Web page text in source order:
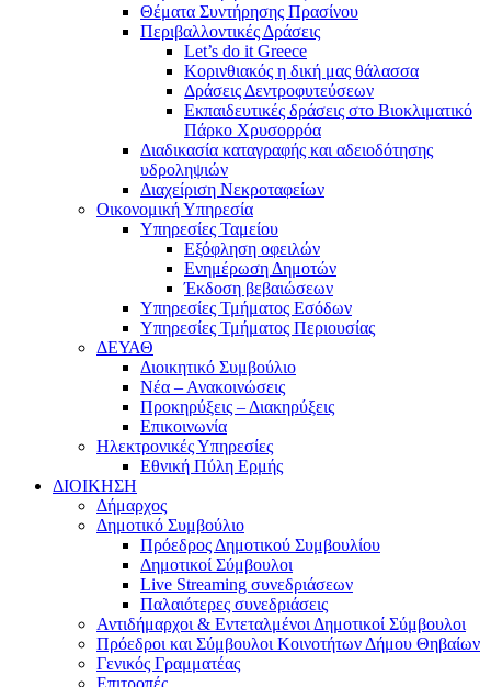
Θέματα Συντήρησης Πρασίνου
Περιβαλλοντικές Δράσεις
Let’s do it Greece
Kορινθιακός η δική μας θάλασσα
Δράσεις Δεντροφυτεύσεων
Εκπαιδευτικές δράσεις στο Βιοκλιματικό
Πάρκο Χρυσορρόα
Διαδικασία καταγραφής και αδειοδότησης
υδροληψιών
Διαχείριση Νεκροταφείων
Οικονομική Υπηρεσία
Υπηρεσίες Ταμείου
Εξόφληση οφειλών
Ενημέρωση Δημοτών
Έκδοση βεβαιώσεων
Υπηρεσίες Τμήματος Εσόδων
Υπηρεσίες Τμήματος Περιουσίας
ΔΕΥΑΘ
Διοικητικό Συμβούλιο
Νέα – Ανακοινώσεις
Προκηρύξεις – Διακηρύξεις
Επικοινωνία
Ηλεκτρονικές Υπηρεσίες
Εθνική Πύλη Ερμής
ΔΙΟΙΚΗΣΗ
Δήμαρχος
Δημοτικό Συμβούλιο
Πρόεδρος Δημοτικού Συμβουλίου
Δημοτικοί Σύμβουλοι
Live Streaming συνεδριάσεων
Παλαιότερες συνεδριάσεις
Αντιδήμαρχοι & Εντεταλμένοι Δημοτικοί Σύμβουλοι
Πρόεδροι και Σύμβουλοι Κοινοτήτων Δήμου Θηβαίων
Γενικός Γραμματέας
Επιτροπές